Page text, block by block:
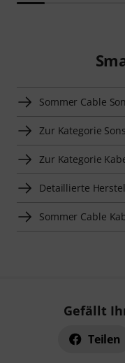
Sommer Cable
Zur Kategorie
Zur Kategorie
Detaillierte
Sommer Cable
Gefällt
Teilen